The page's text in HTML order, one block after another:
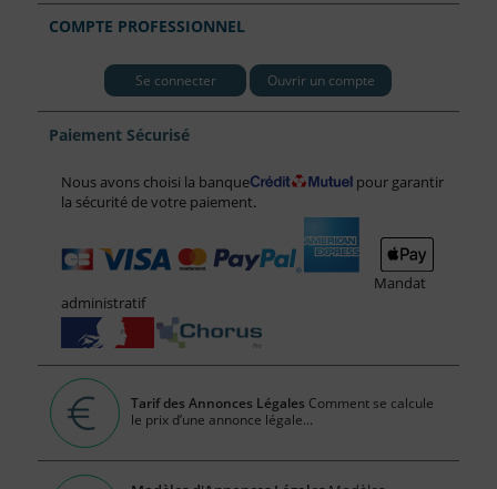
COMPTE PROFESSIONNEL
Se connecter Ouvrir un compte
Paiement Sécurisé
Nous avons choisi la banque
pour garantir
la sécurité de votre paiement.
Mandat
administratif
Tarif des Annonces Légales Comment se calcule
le prix d’une annonce légale...